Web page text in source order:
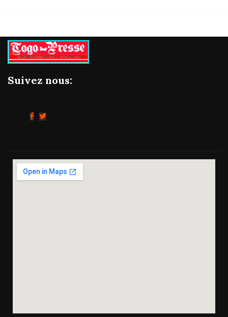
Suivez nous: